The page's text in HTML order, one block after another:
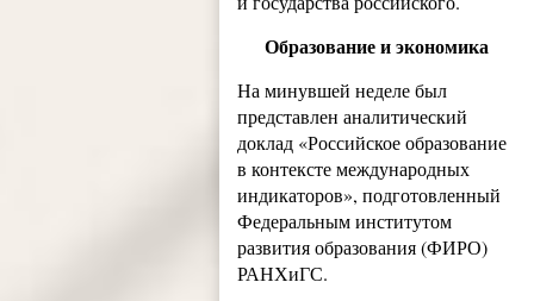
Образование и экономика
На минувшей неделе был
представлен аналитический
доклад «Российское образование
в контексте международных
индикаторов», подготовленный
Федеральным институтом
развития образования (ФИРО)
РАНХиГС.